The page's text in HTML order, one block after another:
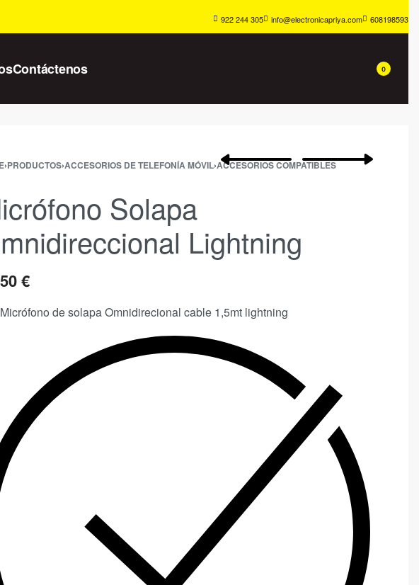
922 244 305 info@electronicapriya.com 608198593
Contáctenos 0
›PRODUCTOS›ACCESORIOS DE TELEFONÍA MÓVIL›ACCESORIOS COMPATIBLES
Solapa
Lightning
€
Micrófono de solapa Omnidirecional cable 1,5mt lightning